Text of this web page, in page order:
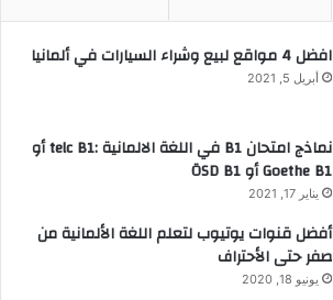
افضل 4 مواقع لبيع وشراء السيارات في ألمانيا
أبريل 5, 2021
نماذج امتحان B1 في اللغة الالمانية :telc B1 أو
Goethe B1 أو ÖSD B1
يناير 17, 2021
أفضل قنوات يوتيوب لتعلم اللغة الألمانية من
صفر حتى الأحتراف
يونيو 18, 2020